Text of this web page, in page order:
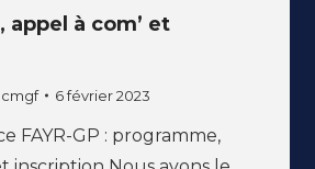
à com’ et
cmgf 6 février 2023
FAYR-GP : programme,